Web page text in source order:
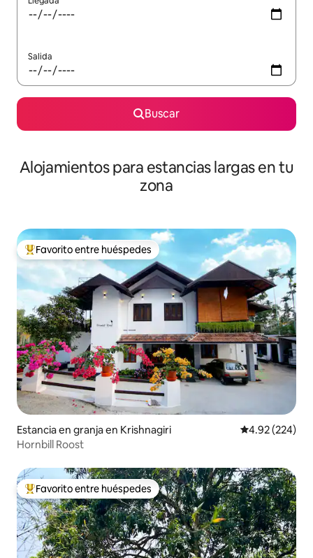
Salida
Buscar
Alojamientos para estancias largas en tu
zona
De los mejores en Favorito entre huéspedes
Favorito entre huéspedes
Estancia en granja en Krishnagiri Calificación
4.92 (224)
Hornbill Roost
De los mejores en Favorito entre huéspedes
Favorito entre huéspedes